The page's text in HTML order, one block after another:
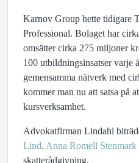
Karnov Group hette tidigare
Professional. Bolaget har
omsätter cirka 275 miljoner
100 utbildningsinsatser varje
gemensamma nätverk med
kommer man nu att satsa på
kursverksamhet.
Advokatfirman Lindahl
Lind. Anna Romell Stenmark
skatterådgivning.